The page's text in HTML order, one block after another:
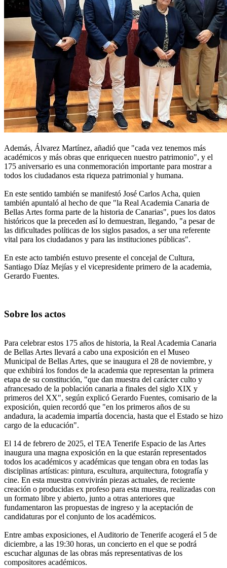
Además, Álvarez Martínez, añadió que "cada vez tenemos más
académicos y más obras que enriquecen nuestro patrimonio", y el
175 aniversario es una conmemoración importante para mostrar a
todos los ciudadanos esta riqueza patrimonial y humana.
En este sentido también se manifestó José Carlos Acha, quien
también apuntaló al hecho de que "la Real Academia Canaria de
Bellas Artes forma parte de la historia de Canarias", pues los datos
históricos que la preceden así lo demuestran, llegando, "a pesar de
las dificultades políticas de los siglos pasados, a ser una referente
vital para los ciudadanos y para las instituciones públicas".
En este acto también estuvo presente el concejal de Cultura,
Santiago Díaz Mejías y el vicepresidente primero de la academia,
Gerardo Fuentes.
Sobre los actos
Para celebrar estos 175 años de historia, la Real Academia Canaria
de Bellas Artes llevará a cabo una exposición en el Museo
Municipal de Bellas Artes, que se inaugura el 28 de noviembre, y
que exhibirá los fondos de la academia que representan la primera
etapa de su constitución, "que dan muestra del carácter culto y
afrancesado de la población canaria a finales del siglo XIX y
primeros del XX", según explicó Gerardo Fuentes, comisario de la
exposición, quien recordó que "en los primeros años de su
andadura, la academia impartía docencia, hasta que el Estado se hizo
cargo de la educación".
El 14 de febrero de 2025, el TEA Tenerife Espacio de las Artes
inaugura una magna exposición en la que estarán representados
todos los académicos y académicas que tengan obra en todas las
disciplinas artísticas: pintura, escultura, arquitectura, fotografía y
cine. En esta muestra convivirán piezas actuales, de reciente
creación o producidas ex profeso para esta muestra, realizadas con
un formato libre y abierto, junto a otras anteriores que
fundamentaron las propuestas de ingreso y la aceptación de
candidaturas por el conjunto de los académicos.
Entre ambas exposiciones, el Auditorio de Tenerife acogerá el 5 de
diciembre, a las 19:30 horas, un concierto en el que se podrá
escuchar algunas de las obras más representativas de los
compositores académicos.